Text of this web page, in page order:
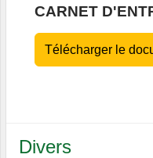
CARNET
Télécharger le
Divers